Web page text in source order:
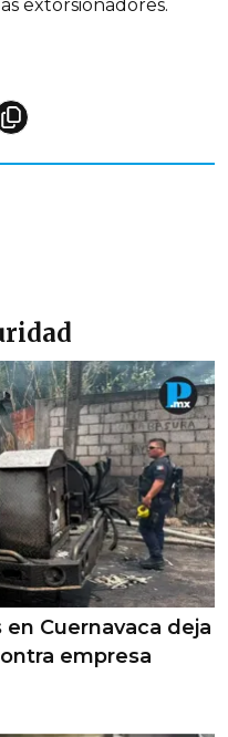
extorsionadores.
Cuernavaca deja
empresa